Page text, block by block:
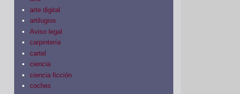
arte digital
artilugios
Aviso legal
carpintería
cartel
ciencia
ciencia ficción
coches